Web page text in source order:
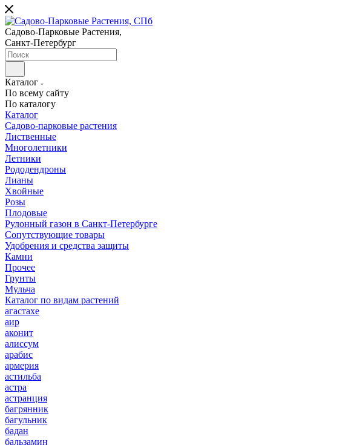
Садово-Парковые Растения,
Санкт-Петербург
Каталог
По всему сайту
По каталогу
Каталог
Садово-парковые растения
Лиственные
Многолетники
Летники
Рододендроны
Лианы
Хвойные
Розы
Плодовые
Рулонный газон в Санкт-Петербурге
Сопутствующие товары
Удобрения и средства защиты
Камни
Прочее
Грунты
Мульча
Каталог по видам растений
агастахе
аир
аконит
алиссум
арабис
армерия
астильба
астра
астранция
багрянник
багульник
бадан
бальзамин